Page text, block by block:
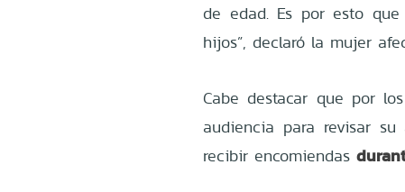
de edad. Es por esto
hijos”, declaró la mujer
Cabe destacar que por
audiencia para revisar
recibir encomiendas